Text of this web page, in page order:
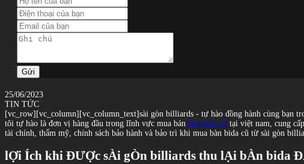
Gửi
25/06/2023
TIN TỨC
[vc_row][vc_column][vc_column_text]sài gòn billiards - tự hào đồng hành cùng bạn
tôi tự hào là đơn vị hàng đầu trong lĩnh vực mua bán bàn bida cũ tại việt nam, cung
tài chính, thẩm mỹ, chính sách bảo hành và bảo trì khi mua bàn bida cũ từ sài gòn
lỢi Ích khi ĐƯỢc sÀi gÒn billiards thu lẠi bÀn bida